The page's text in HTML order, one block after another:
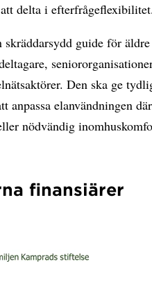
delta i efterfrågeflexibilitet.
guide för
Den ska ge
anpassa elanvändningen
nödvändig
finansiärer